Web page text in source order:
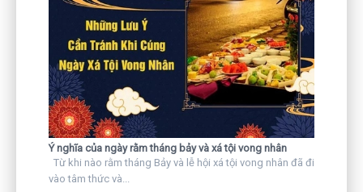
Ý nghĩa của ngày rằm tháng bảy và xá tội vong nhân
Từ khi nào rằm tháng Bảy và lễ hội xá tội vong nhân đã đi
vào tâm thức và...